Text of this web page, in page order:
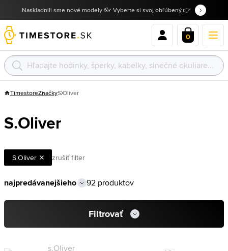
Naskladnili sme nové modely 👓 Vyberte si svoj obľúbený 👉
0
TimestoreZnačkyS.Oliver
S.Oliver
S.Oliver zrušiť filter
92 produktov
Filtrovať